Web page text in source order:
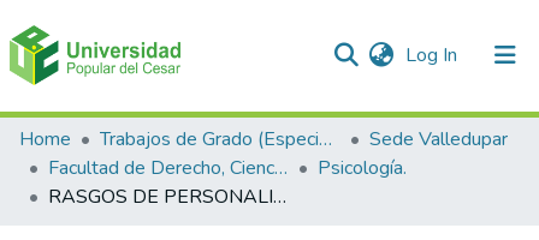
Log In (current)
Communities & Collections
All of DSpace
Home Trabajos de Grado (Especializaciones y Pregrados)
Sede Valledupar
Facultad de Derecho, Ciencias Políticas y Sociales.
Psicología.
RASGOS DE PERSONALIDAD EN ADULTOS DE 35 A 50 AÑOS DE LA IGLESIA CEPC EN VALLEDUPAR